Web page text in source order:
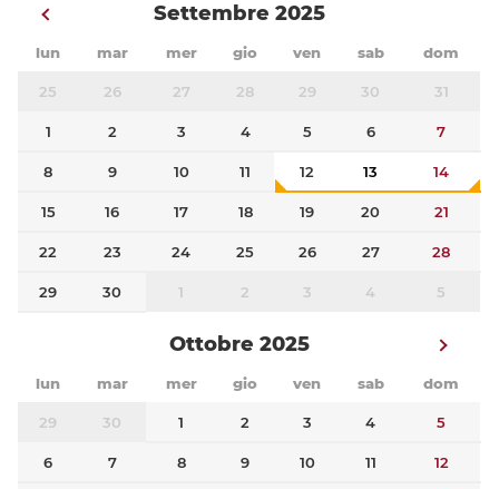
Settembre 2025
lun mar mer gio ven sab dom
25 26 27 28 29 30 31
1 2 3 4 5 6 7
8 9 10 11 12 13 14
15 16 17 18 19 20 21
22 23 24 25 26 27 28
29 30 1 2 3 4 5
Ottobre 2025
lun mar mer gio ven sab dom
29 30 1 2 3 4 5
6 7 8 9 10 11 12